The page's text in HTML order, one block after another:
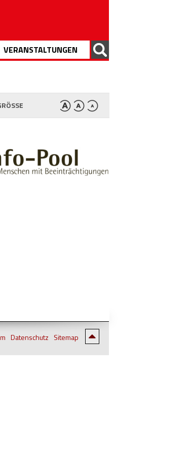
VERANSTALTUNGEN
Datenschutz Sitemap